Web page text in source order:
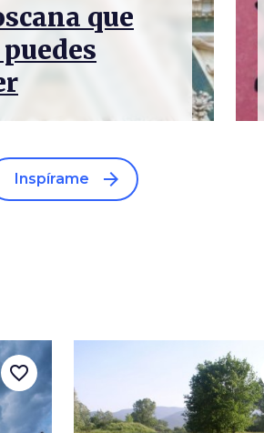
que
Inspírame arrow_forward
favorite_border